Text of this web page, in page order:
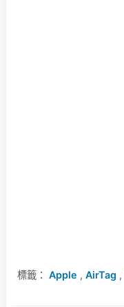
標籤： Apple , AirTag ,